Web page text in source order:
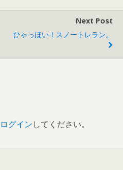
Next Post
ひゃっほい！スノートレラン。
ログインしてください。